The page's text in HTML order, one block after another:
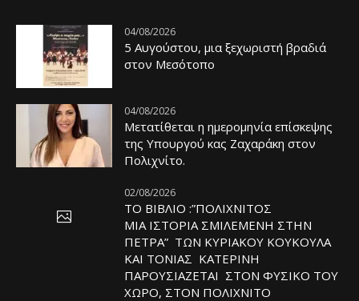
04/08/2026
5 Αυγούστου, μια ξεχωριστή βραδιά
στον Μεσότοπο
04/08/2026
Μετατίθεται η ημερομηνία επίσκεψης
της Υπουργού κας Ζαχαράκη στον
Πολιχνίτο.
02/08/2026
ΤΟ ΒΙΒΛΙΟ :”ΠΟΛΙΧΝΙΤΟΣ
ΜΙΑ ΙΣΤΟΡΙΑ ΣΜΙΛΕΜΕΝΗ ΣΤΗΝ
ΠΕΤΡΑ” ΤΩΝ ΚΥΡΙΑΚΟΥ ΚΟΥΚΟΥΛΑ
ΚΑΙ ΤΟΝΙΑΣ ΚΑΤΕΡΙΝΗ
ΠΑΡΟΥΣΙΑΖΕΤΑΙ ΣΤΟΝ ΦΥΣΙΚΟ ΤOY
ΧΩΡΟ, ΣΤΟΝ ΠΟΛΙΧΝΙΤΟ